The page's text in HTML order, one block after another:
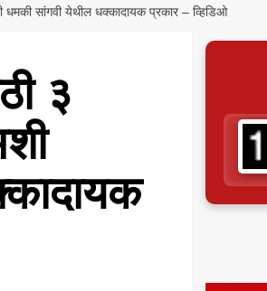
धमकी सांगवी येथील धक्कादायक प्रकार – व्हिडिओ
३